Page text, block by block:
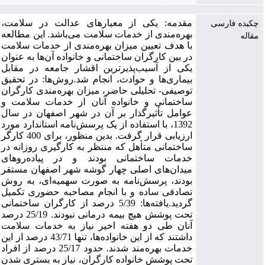
چکیده فارسی
مقاله
مقدمه: یکی از معیارهای عدالت در سلامت،
بهره‌مندی از خدمات سلامت می‌باشد. این مطالعه
با هدف تعیین میزان بهره‌مندی از خدمات سلامت
در بین کارگران ساختمانی و خانواده آن‌ها به عنوان
یکی از آسیب‌پذیرترین اقشار جامعه در مقابل
بیماری‌ها و حوادث، انجام شد.روش‌ها: در تحقیق
توصیفی- تحلیلی حاضر، میزان بهره‌مندی کارگران
ساختمانی و خانواده آنان از خدمات سلامت و
عوامل تأثیرگذار بر آن در شهر اصفهان در سال
1392، با استفاده از یک پرسش‌نامه استاندارد مورد
ارزیابی قرار گرفت. بدین منظور، برای 400 کارگر
ساختمانی متأهل که منتظر به کارگیری روزانه در
خدمات ساختمانی بودند و در پیاده‌روهای
میدان‌های اصلی چهار گوشه شهر اصفهان مستقر
بودند، پرسش‌نامه‌ به صورت سهمیه‌ای، به روش
تصادفی ساده و با انجام مصاحبه حضوری تکمیل
گردید.یافته‌ها: 5/39 درصد از کارگران ساختمانی
تحت پوشش هیچ بیمه درمانی نبودند. 25/19 درصد
آنان طی دو هفته اخیر نیاز به خدمات سلامت
داشتند که از این خانواده‌ها، تنها 43/71 درصد از این
خدمات بهره‌مند شدند. حدود 25/17 درصد از افراد
تحت پوشش خانواده کارگران، نیاز به بستری شدن